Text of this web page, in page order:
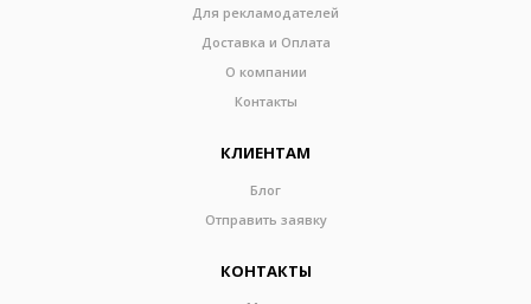
Для рекламодателей
Доставка и Оплата
О компании
Контакты
КЛИЕНТАМ
Блог
Отправить заявку
КОНТАКТЫ